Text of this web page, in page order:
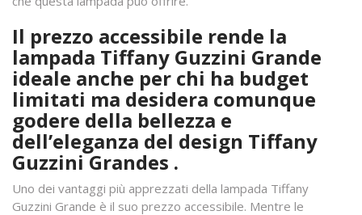
Il prezzo accessibile rende la
lampada Tiffany Guzzini Grande
ideale anche per chi ha budget
limitati ma desidera comunque
godere della bellezza e
dell’eleganza del design Tiffany
Guzzini Grandes .
Uno dei vantaggi più apprezzati della lampada Tiffany
Guzzini Grande è il suo prezzo accessibile. Mentre le